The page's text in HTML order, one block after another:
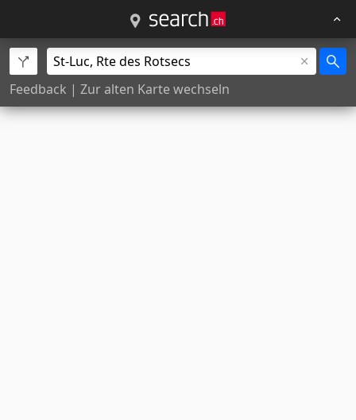
Feedback | Zur alten Karte wechseln